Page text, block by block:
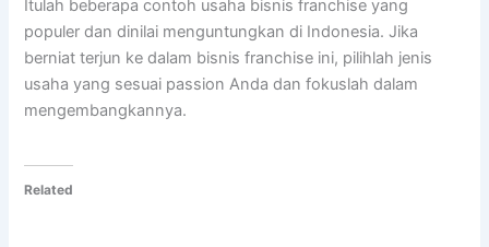
Itulah beberapa contoh usaha bisnis franchise yang
populer dan dinilai menguntungkan di Indonesia. Jika
berniat terjun ke dalam bisnis franchise ini, pilihlah jenis
usaha yang sesuai passion Anda dan fokuslah dalam
mengembangkannya.
Related